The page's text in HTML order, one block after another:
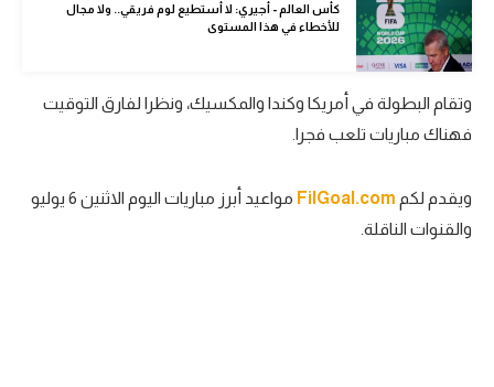
الوطن العربي
في المونديال
رياضة نسائية
أمريكا
كأس العالم - أجيري: لا أستطيع لوم فريقي.. ولا مجال
للأخطاء في هذا المستوى
وتقام البطولة في أمريكا وكندا والمكسيك، ونظرا لفارق التوقيت
فهناك مباريات تلعب فجرا.
ويقدم لكم FilGoal.com
مواعيد أبرز مباريات اليوم الاثنين 6 يوليو
والقنوات الناقلة.